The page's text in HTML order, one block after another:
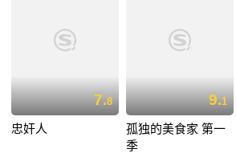
7.8
忠奸人
9.1
孤独的美食家 第一
季